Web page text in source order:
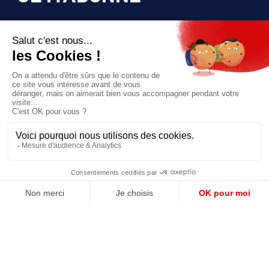
Pour bénéficier d’un accès privilégié à tous
les articles publiés sur site.
Prix unique 180€/AN
JE M'ABONNE